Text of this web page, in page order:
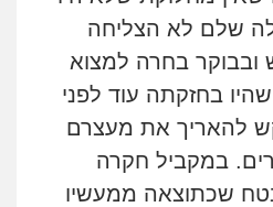
שלם לא הצליחה
בחרה למצוא
בחזקתה עוד לפני
להאריך את מעצרם
במקביל חקרה
שכתוצאה ממעשיו